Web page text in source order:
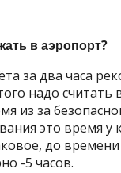
в аэропорт?
за два часа
надо считать
из за
это время у
до
-5 часов.